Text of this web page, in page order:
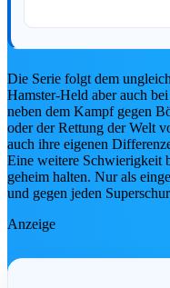
Die Serie folgt dem
Hamster-Held aber auch
neben dem Kampf gegen
oder der Rettung der Welt
auch ihre eigenen
Eine weitere Schwierigkeit
geheim halten. Nur als
und gegen jeden
Anzeige